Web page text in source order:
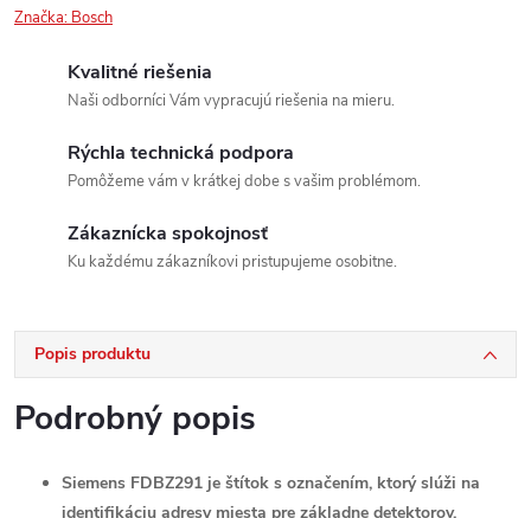
Značka: Bosch
Kvalitné riešenia
Naši odborníci Vám vypracujú riešenia na mieru.
Rýchla technická podpora
Pomôžeme vám v krátkej dobe s vašim problémom.
Zákaznícka spokojnosť
Ku každému zákazníkovi pristupujeme osobitne.
Popis produktu
Podrobný popis
Siemens FDBZ291 je štítok s označením, ktorý slúži na
identifikáciu adresy miesta pre základne detektorov.